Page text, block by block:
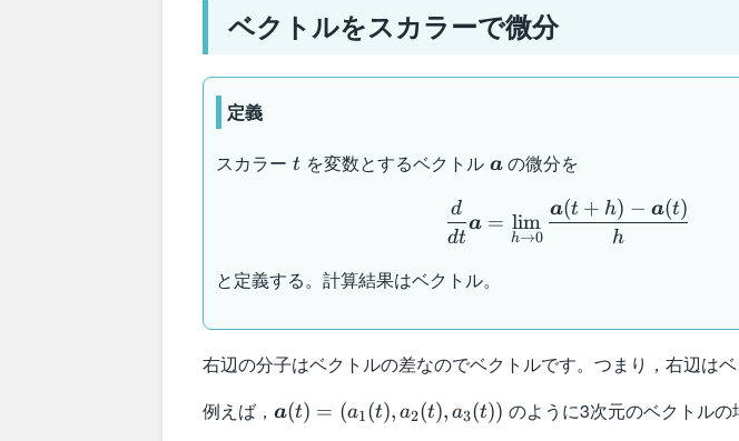
ベクトルをスカラーで微分
定義
スカラー t
t を変数とするベクトル \boldsymbol{a}
aの微分を
\dfrac{d}{dt}
dt
d
a =
h→0
lim
h
a(t + h) − a(t)
と定義する。計算結果はベクトル。
右辺の分子はベクトルの差なのでベクトルです。つまり，右辺はベ
例えば， \boldsymbol{a}
a(t) = (a1(t), a2(t), a3(t)) のように3次元のベクトルの